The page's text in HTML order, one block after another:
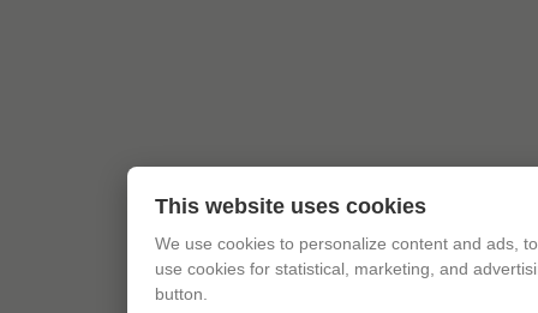
This website uses cookies
We use cookies to personalize content and ads,
use cookies for statistical, marketing, and
button.